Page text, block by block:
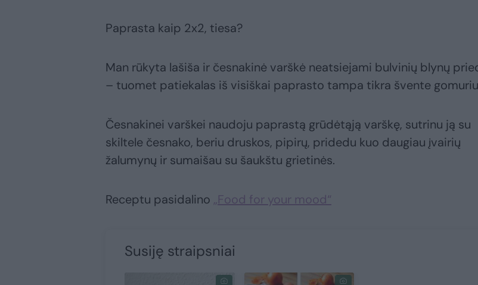
Paprasta kaip 2x2, tiesa?
Man rūkyta lašiša ir česnakinė varškė neatsiejami bulvinių blynų
– tuomet patiekalas iš visiškai paprasto tampa tikra švente
Česnakinei varškei naudoju paprastą grūdėtąją varškę, sutrinu ją su
skiltele česnako, beriu druskos, pipirų, pridedu kuo daugiau įvairių
žalumynų ir sumaišau su šaukštu grietinės.
Receptu pasidalino „Food for your mood“
Susiję straipsniai